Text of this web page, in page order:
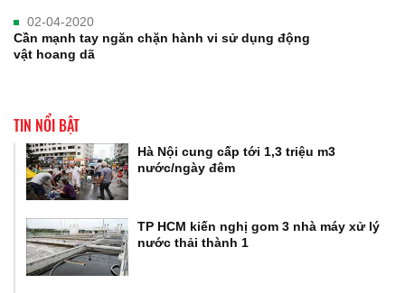
02-04-2020
Cần mạnh tay ngăn chặn hành vi sử dụng động
vật hoang dã
TIN NỔI BẬT
Hà Nội cung cấp tới 1,3 triệu m3
nước/ngày đêm
TP HCM kiến nghị gom 3 nhà máy xử lý
nước thải thành 1